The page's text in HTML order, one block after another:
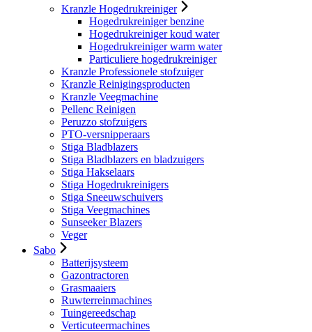
Kranzle Hogedrukreiniger
Hogedrukreiniger benzine
Hogedrukreiniger koud water
Hogedrukreiniger warm water
Particuliere hogedrukreiniger
Kranzle Professionele stofzuiger
Kranzle Reinigingsproducten
Kranzle Veegmachine
Pellenc Reinigen
Peruzzo stofzuigers
PTO-versnipperaars
Stiga Bladblazers
Stiga Bladblazers en bladzuigers
Stiga Hakselaars
Stiga Hogedrukreinigers
Stiga Sneeuwschuivers
Stiga Veegmachines
Sunseeker Blazers
Veger
Sabo
Batterijsysteem
Gazontractoren
Grasmaaiers
Ruwterreinmachines
Tuingereedschap
Verticuteermachines